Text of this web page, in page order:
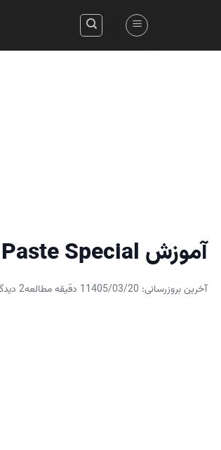
آموزش Paste Special اکسل – الصاق ویژه
آخرین بروزرسانی: 1405/03/20 1 دقیقه مطالعه 2 دیدگاه